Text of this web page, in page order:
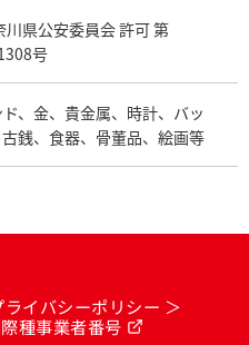
川県公安委員会 許可 第
号
、金、貴金属、時計、バッ
銭、食器、骨董品、絵画等
ライバシーポリシー
種事業者番号